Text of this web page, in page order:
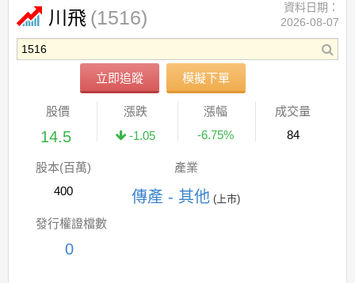
川飛 (1516)
立即追蹤 模擬下單
資料日期：
2026-08-07
股價
14.5
漲跌
-1.05
漲幅
-6.75%
成交量
84
股本(百萬)
400
產業
傳產 - 其他 (上市)
發行權證檔數
0